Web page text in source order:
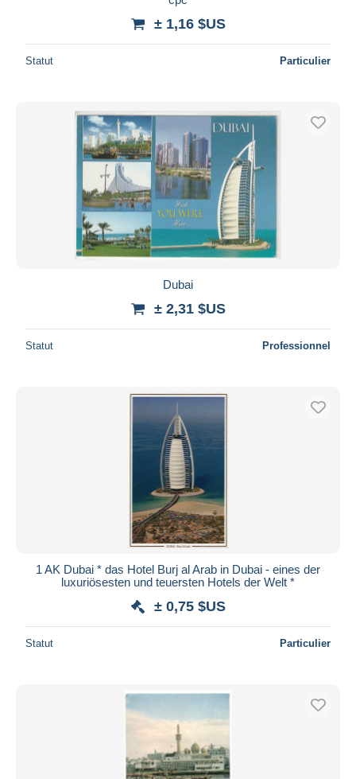
± 1,16 $US
Statut Particulier
Dubai
± 2,31 $US
Statut Professionnel
1 AK Dubai * das Hotel Burj al Arab in Dubai - eines der
luxuriösesten und teuersten Hotels der Welt *
± 0,75 $US
Statut Particulier